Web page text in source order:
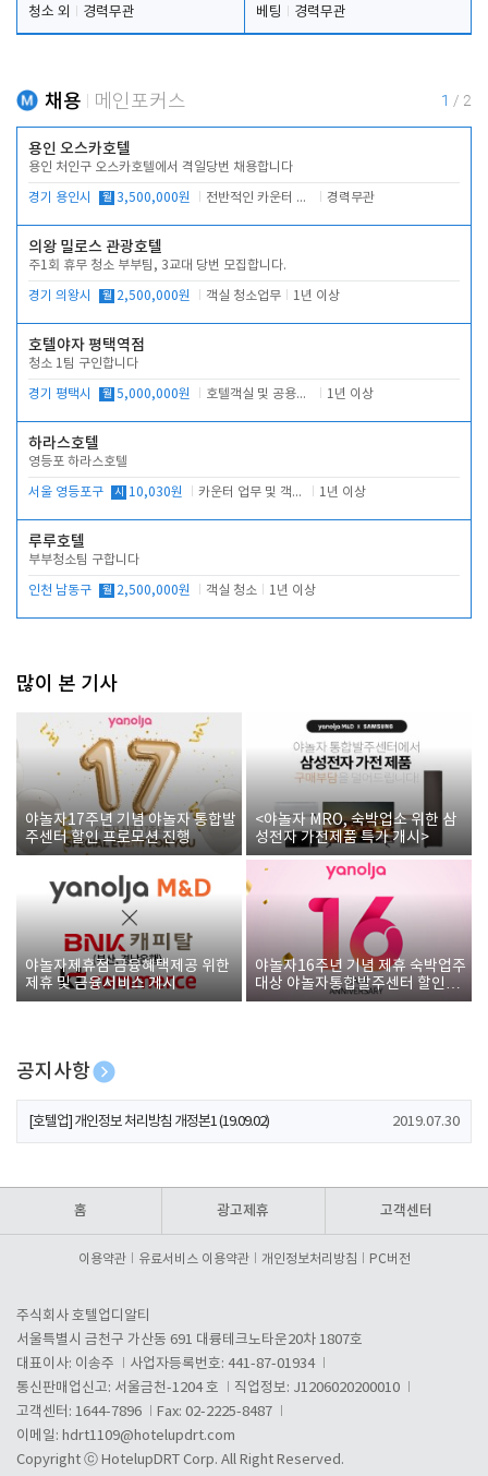
청소 외
경력무관
베팅
경력무관
채용 메인포커스 1 / 2
용인 오스카호텔
용인 처인구 오스카호텔에서 격일당번 채용합니다
경기 용인시 월 3,500,000원 전반적인 카운터 업무 경력무관
의왕 밀로스 관광호텔
주1회 휴무 청소 부부팀, 3교대 당번 모집합니다.
경기 의왕시 월 2,500,000원 객실 청소업무 1년 이상
호텔야자 평택역점
청소 1팀 구인합니다
경기 평택시 월 5,000,000원 호텔객실 및 공용시설 청소 관리 1년 이상
하라스호텔
영등포 하라스호텔
서울 영등포구 시 10,030원 카운터 업무 및 객실관리(청소상태 확인, 객실판매) 1년 이상
루루호텔
부부청소팀 구합니다
인천 남동구 월 2,500,000원 객실 청소 1년 이상
많이 본 기사
야놀자17주년 기념 야놀자 통합발
주센터 할인 프로모션 진행
<야놀자 MRO, 숙박업소 위한 삼
성전자 가전제품 특가 개시>
야놀자제휴점 금융혜택제공 위한
제휴 및 금융서비스 게시
야놀자16주년 기념 제휴 숙박업주
대상 야놀자통합발주센터 할인쿠
폰 증정
공지사항
[호텔업] 개인정보 처리방침 개정본2 (19.09.02)
[호텔업] 개인정보 처리방침 개정본1 (19.09.02) 2019.07.30
홈 광고제휴 고객센터
이용약관 유료서비스 이용약관 개인정보처리방침 PC버전
주식회사 호텔업디알티
서울특별시 금천구 가산동 691 대륭테크노타운20차 1807호
대표이사: 이송주
사업자등록번호: 441-87-01934
통신판매업신고: 서울금천-1204 호
직업정보: J1206020200010
고객센터: 1644-7896
Fax: 02-2225-8487
이메일: hdrt1109@hotelupdrt.com
Copyright ⓒ HotelupDRT Corp. All Right Reserved.